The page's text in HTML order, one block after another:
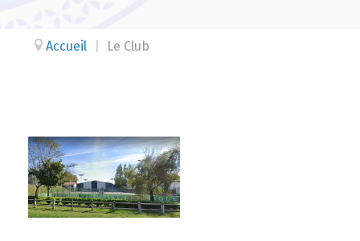
Accueil Le Club